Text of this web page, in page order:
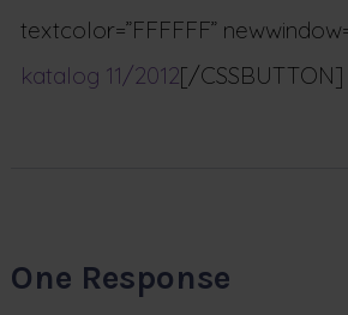
textcolor=”FFFFFF”
katalog 11/2012[/CSSBUTTON]
One Response